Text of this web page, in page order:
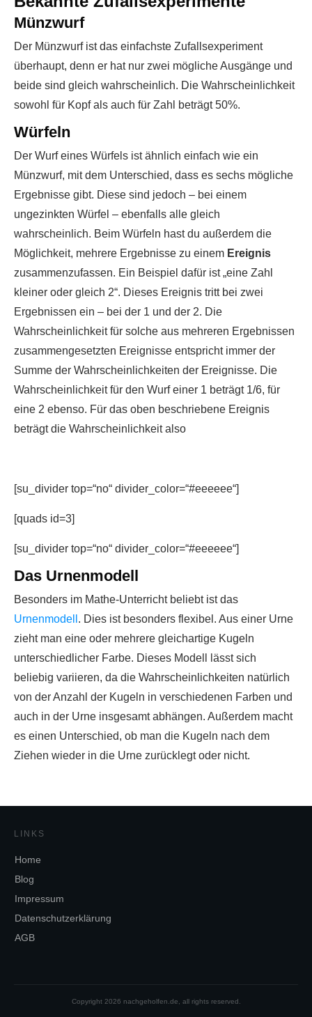
Münzwurf
Der Münzwurf ist das einfachste Zufallsexperiment
überhaupt, denn er hat nur zwei mögliche Ausgänge und
beide sind gleich wahrscheinlich. Die Wahrscheinlichkeit
sowohl für Kopf als auch für Zahl beträgt 50%.
Würfeln
Der Wurf eines Würfels ist ähnlich einfach wie ein
Münzwurf, mit dem Unterschied, dass es sechs mögliche
Ergebnisse gibt. Diese sind jedoch – bei einem
ungezinkten Würfel – ebenfalls alle gleich
wahrscheinlich. Beim Würfeln hast du außerdem die
Möglichkeit, mehrere Ergebnisse zu einem Ereignis
zusammenzufassen. Ein Beispiel dafür ist „eine Zahl
kleiner oder gleich 2“. Dieses Ereignis tritt bei zwei
Ergebnissen ein – bei der 1 und der 2. Die
Wahrscheinlichkeit für solche aus mehreren Ergebnissen
zusammengesetzten Ereignisse entspricht immer der
Summe der Wahrscheinlichkeiten der Ereignisse. Die
Wahrscheinlichkeit für den Wurf einer 1 beträgt 1/6, für
eine 2 ebenso. Für das oben beschriebene Ereignis
beträgt die Wahrscheinlichkeit also
[su_divider top=“no“ divider_color=“#eeeeee“]
[quads id=3]
[su_divider top=“no“ divider_color=“#eeeeee“]
Das Urnenmodell
Besonders im Mathe-Unterricht beliebt ist das
Urnenmodell . Dies ist besonders flexibel. Aus einer Urne
zieht man eine oder mehrere gleichartige Kugeln
unterschiedlicher Farbe. Dieses Modell lässt sich
beliebig variieren, da die Wahrscheinlichkeiten natürlich
von der Anzahl der Kugeln in verschiedenen Farben und
auch in der Urne insgesamt abhängen. Außerdem macht
es einen Unterschied, ob man die Kugeln nach dem
Ziehen wieder in die Urne zurücklegt oder nicht.
LINKS
Home
Blog
Impressum
Datenschutzerklärung
AGB
Copyright 2026 nachgeholfen.de , all rights reserved.